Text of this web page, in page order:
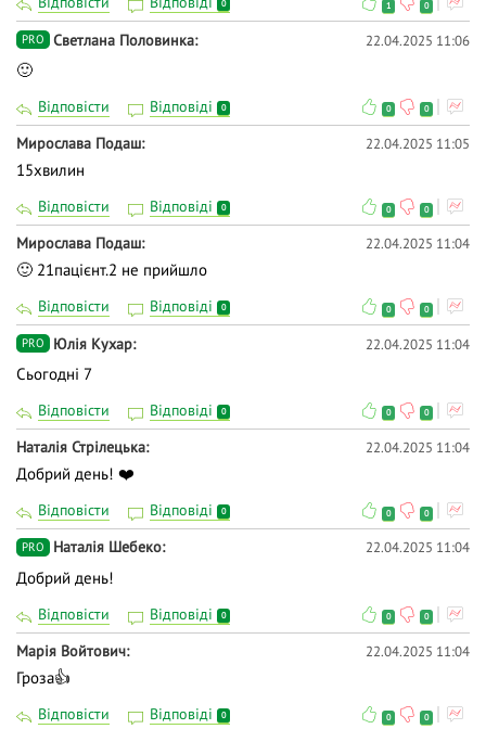
0 1 0
PRO Светлана Половинка 22.04.2025 11:06
🙂
Відповісти Відповіді 0 0 0
Мирослава Подаш 22.04.2025 11:05
15хвилин
Відповісти Відповіді 0 0 0
Мирослава Подаш 22.04.2025 11:04
🙂 21пацієнт.2 не прийшло
Відповісти Відповіді 0 0 0
PRO Юлія Кухар 22.04.2025 11:04
Сьогодні 7
Відповісти Відповіді 0 0 0
Наталія Стрілецька 22.04.2025 11:04
Добрий день! ❤️
Відповісти Відповіді 0 0 0
PRO Наталія Шебеко 22.04.2025 11:04
Добрий день!
Відповісти Відповіді 0 0 0
Марія Войтович 22.04.2025 11:04
Гроза👍
Відповісти Відповіді 0 0 0